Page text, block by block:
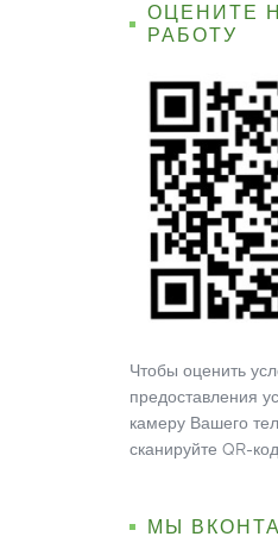
ОЦЕНИТЕ
РАБОТУ
Чтобы оценить
предоставления
камеру Вашего
сканируйте QR-код.
МЫ